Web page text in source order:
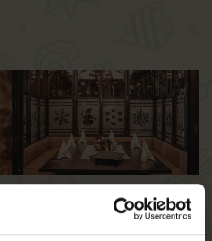
FORST è ideale per chi vuole
ed è perfetta anche